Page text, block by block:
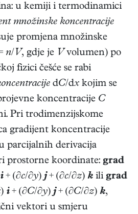
u kemiji i termodinamici
množinske koncentracije
promjena množinske
n/ V, gdje je V volumen) po
fizici češće se rabi
dC/dx kojim se
koncentracije C
Pri trodimenzijskome
gradijent koncentracije
parcijalnih derivacija
prostorne koordinate: grad
i+ (∂c/∂y)j+ (∂c/∂z) k ili grad
) i+ (∂C/∂y)j+ (∂C/∂z) k,
vektori u smjeru